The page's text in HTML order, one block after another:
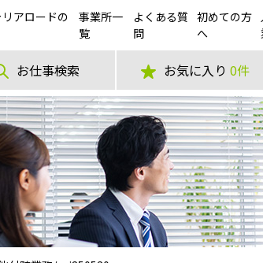
アロードの
事業所一
覧
よくある質
問
初めての方
へ
お仕事検索 お気に入り 0件